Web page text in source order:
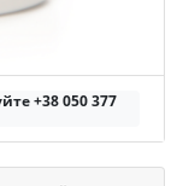
+38 050 377